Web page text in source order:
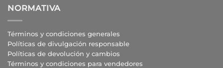
NORMATIVA
Términos y condiciones generales
Políticas de divulgación responsable
Políticas de devolución y cambios
Términos y condiciones para vendedores